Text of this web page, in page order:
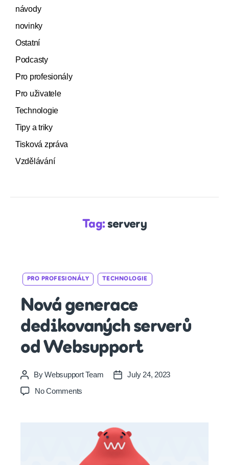
návody
novinky
Ostatní
Podcasty
Pro profesionály
Pro uživatele
Technologie
Tipy a triky
Tisková zpráva
Vzdělávání
Tag: servery
Categories
PRO PROFESIONÁLY TECHNOLOGIE
Nová generace
dedikovaných serverů
od Websupport
Post
author
ByWebsupport Team
PostJuly 24, 2023
No Comments
serverů
Websupport